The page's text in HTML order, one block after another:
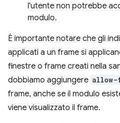
l'utente non potrebbe
modulo.
È importante notare che gli
applicati a un frame si
finestre o frame creati nella
dobbiamo aggiungere allow-
frame, anche se il modulo
viene visualizzato il frame.